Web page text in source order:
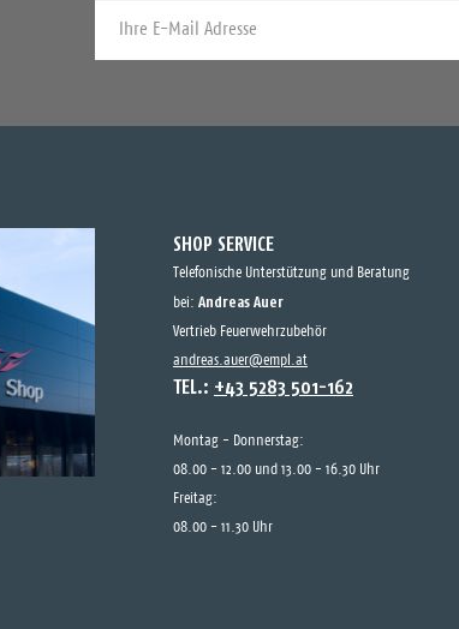
SHOP SERVICE
Telefonische Unterstützung und Beratung
bei: Andreas Auer
Vertrieb Feuerwehrzubehör
andreas.auer@empl.at
TEL.: +43 5283 501-162
Montag - Donnerstag:
08.00 - 12.00 und 13.00 - 16.30 Uhr
Freitag:
08.00 - 11.30 Uhr